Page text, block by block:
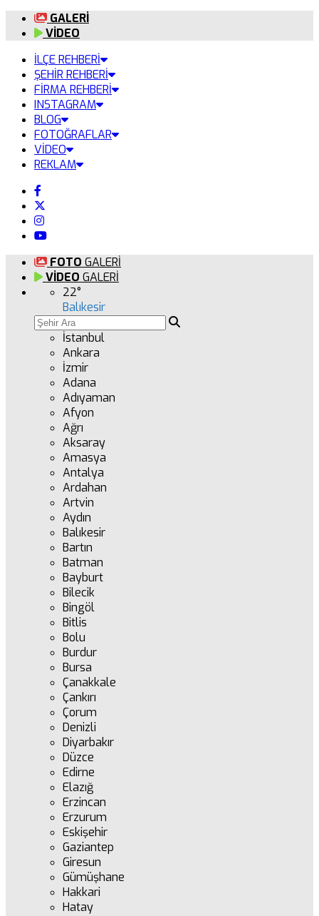
GALERİ
VİDEO
İLÇE REHBERİ
ŞEHİR REHBERİ
FİRMA REHBERİ
INSTAGRAM
BLOG
FOTOĞRAFLAR
VİDEO
REKLAM
FOTO GALERİ
VİDEO GALERİ
22°
Balıkesir
İstanbul
Ankara
İzmir
Adana
Adıyaman
Afyon
Ağrı
Aksaray
Amasya
Antalya
Ardahan
Artvin
Aydın
Balıkesir
Bartın
Batman
Bayburt
Bilecik
Bingöl
Bitlis
Bolu
Burdur
Bursa
Çanakkale
Çankırı
Çorum
Denizli
Diyarbakır
Düzce
Edirne
Elazığ
Erzincan
Erzurum
Eskişehir
Gaziantep
Giresun
Gümüşhane
Hakkari
Hatay